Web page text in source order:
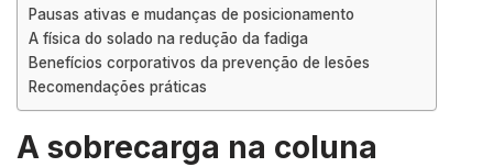
Pausas ativas e mudanças de posicionamento
A física do solado na redução da fadiga
Benefícios corporativos da prevenção de lesões
Recomendações práticas
A sobrecarga na coluna